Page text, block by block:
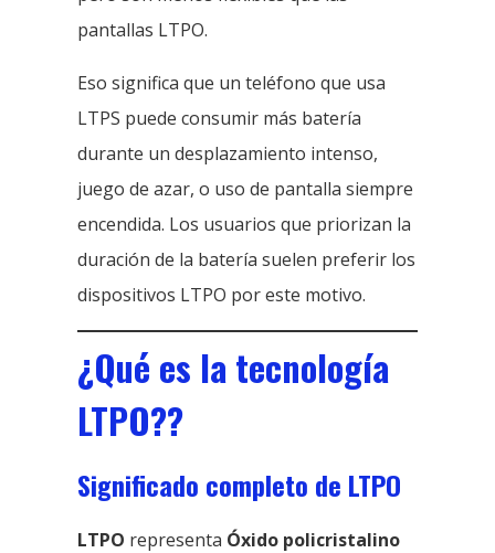
pantallas LTPO.
Eso significa que un teléfono que usa
LTPS puede consumir más batería
durante un desplazamiento intenso,
juego de azar, o uso de pantalla siempre
encendida. Los usuarios que priorizan la
duración de la batería suelen preferir los
dispositivos LTPO por este motivo.
¿Qué es la tecnología
LTPO??
Significado completo de LTPO
LTPO representa Óxido policristalino